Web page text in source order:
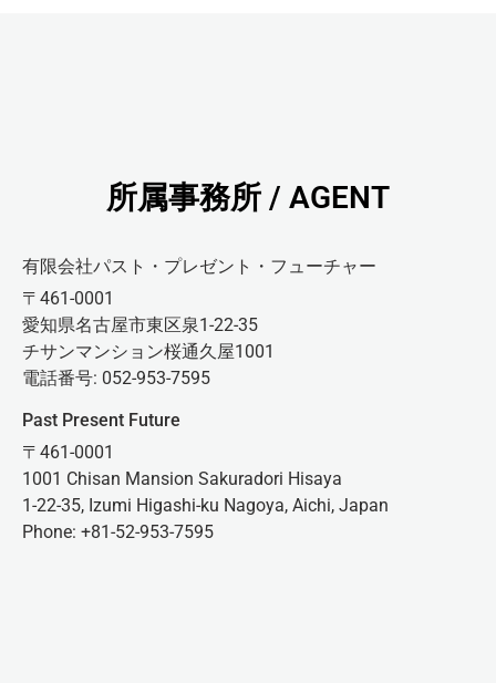
所属事務所 / AGENT
有限会社パスト・プレゼント・フューチャー
〒461-0001
愛知県名古屋市東区泉1-22-35
チサンマンション桜通久屋1001
電話番号: 052-953-7595
Past Present Future
〒461-0001
1001 Chisan Mansion Sakuradori Hisaya
1-22-35, Izumi Higashi-ku Nagoya, Aichi, Japan
Phone: +81-52-953-7595